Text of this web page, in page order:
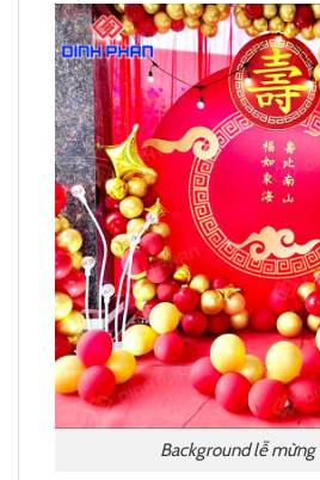
Background lễ mừng